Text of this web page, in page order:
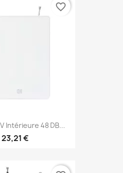
Intérieure 48 DB...
23,21 €
favorite_border